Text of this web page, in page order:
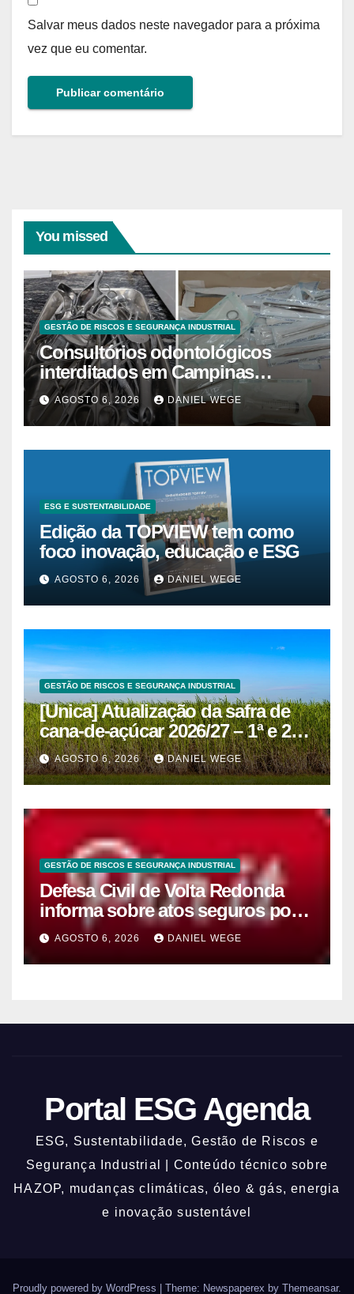
Salvar meus dados neste navegador para a próxima
vez que eu comentar.
You missed
GESTÃO DE RISCOS E SEGURANÇA INDUSTRIAL
Consultórios odontológicos
interditados em Campinas
superam 2025
AGOSTO 6, 2026 DANIEL WEGE
ESG E SUSTENTABILIDADE
Edição da TOPVIEW tem como
foco inovação, educação e ESG
AGOSTO 6, 2026 DANIEL WEGE
GESTÃO DE RISCOS E SEGURANÇA INDUSTRIAL
[Unica] Atualização da safra de
cana-de-açúcar 2026/27 – 1ª e 2ª
quinzenas de junho
AGOSTO 6, 2026 DANIEL WEGE
GESTÃO DE RISCOS E SEGURANÇA INDUSTRIAL
Defesa Civil de Volta Redonda
informa sobre atos seguros por
conta de efeitos meteorológicos
previstos até domingo (9)
AGOSTO 6, 2026 DANIEL WEGE
Portal ESG Agenda
ESG, Sustentabilidade, Gestão de Riscos e
Segurança Industrial | Conteúdo técnico sobre
HAZOP, mudanças climáticas, óleo & gás, energia
e inovação sustentável
Proudly powered by WordPress | Theme: Newspaperex by Themeansar.